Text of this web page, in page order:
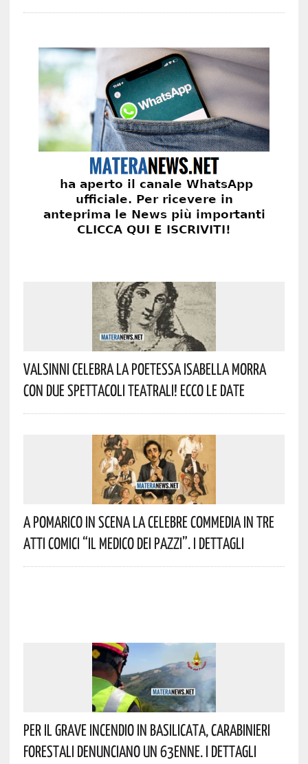
Valsinni Celebra La Poetessa Isabella Morra
Con Due Spettacoli Teatrali! Ecco Le Date
A Pomarico In Scena La Celebre Commedia In Tre
Atti Comici “Il Medico Dei Pazzi”. I Dettagli
Per Il Grave Incendio In Basilicata, Carabinieri
Forestali Denunciano Un 63enne. I Dettagli